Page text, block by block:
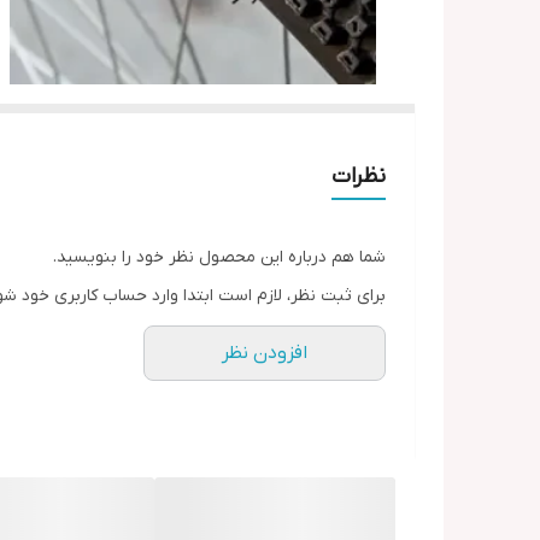
نظرات
شما هم درباره این محصول نظر خود را بنویسید.
برای ثبت نظر، لازم است ابتدا وارد حساب کاربری خود
افزودن نظر